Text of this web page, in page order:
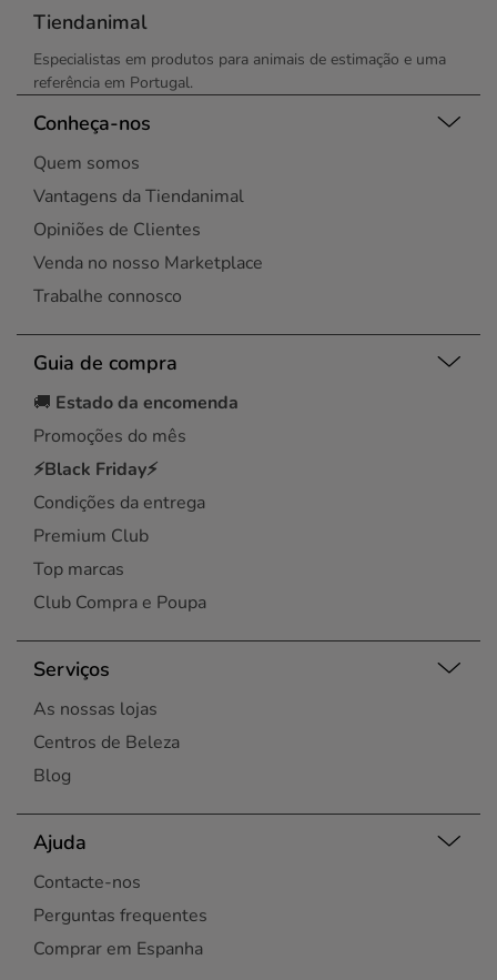
Tiendanimal
Especialistas em produtos para animais de estimação e uma
referência em Portugal.
Conheça-nos
Quem somos
Vantagens da Tiendanimal
Opiniões de Clientes
Venda no nosso Marketplace
Trabalhe connosco
Guia de compra
🚚 Estado da encomenda
Promoções do mês
⚡Black Friday⚡
Condições da entrega
Premium Club
Top marcas
Club Compra e Poupa
Serviços
As nossas lojas
Centros de Beleza
Blog
Ajuda
Contacte-nos
Perguntas frequentes
Comprar em Espanha